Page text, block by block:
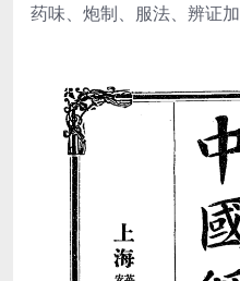
药味、炮制、服法、辨证